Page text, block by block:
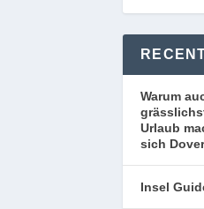
Warum
Urlaub
sich
Insel